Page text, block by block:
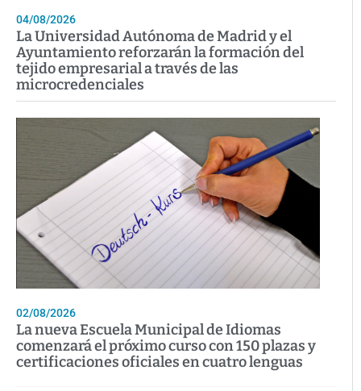
04/08/2026
La Universidad Autónoma de Madrid y el
Ayuntamiento reforzarán la formación del
tejido empresarial a través de las
microcredenciales
02/08/2026
La nueva Escuela Municipal de Idiomas
comenzará el próximo curso con 150 plazas y
certificaciones oficiales en cuatro lenguas